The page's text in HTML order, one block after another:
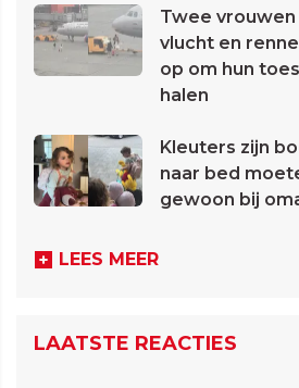
Twee vrouwen
vlucht en
op om hun
halen
Kleuters zijn
naar bed
gewoon bij
LEES MEER
LAATSTE REACTIES